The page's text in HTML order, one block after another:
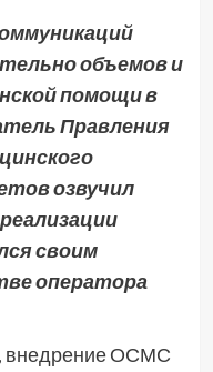
объемов и
помощи в
Правления
озвучил
своим
оператора
внедрение ОСМС